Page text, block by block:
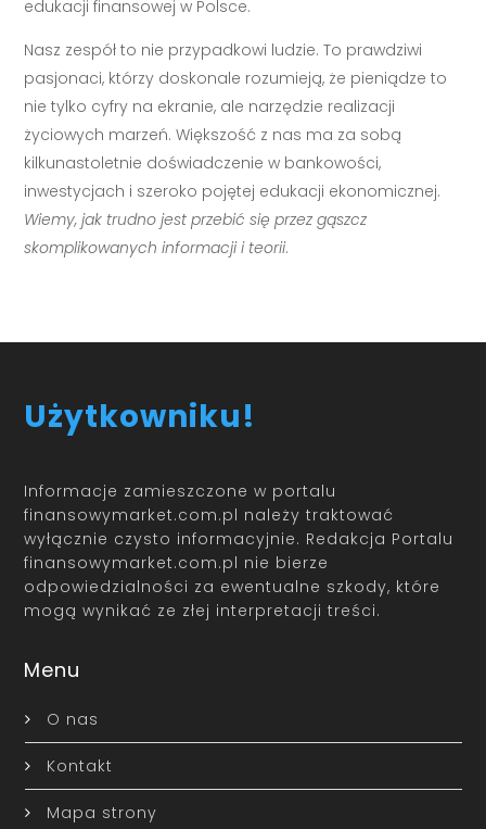
edukacji finansowej w Polsce.
Nasz zespół to nie przypadkowi ludzie. To prawdziwi
pasjonaci, którzy doskonale rozumieją, że pieniądze to
nie tylko cyfry na ekranie, ale narzędzie realizacji
życiowych marzeń. Większość z nas ma za sobą
kilkunastoletnie doświadczenie w bankowości,
inwestycjach i szeroko pojętej edukacji ekonomicznej.
Wiemy, jak trudno jest przebić się przez gąszcz
skomplikowanych informacji i teorii.
Użytkowniku!
Informacje zamieszczone w portalu
finansowymarket.com.pl należy traktować
wyłącznie czysto informacyjnie. Redakcja Portalu
finansowymarket.com.pl nie bierze
odpowiedzialności za ewentualne szkody, które
mogą wynikać ze złej interpretacji treści.
Menu
O nas
Kontakt
Mapa strony